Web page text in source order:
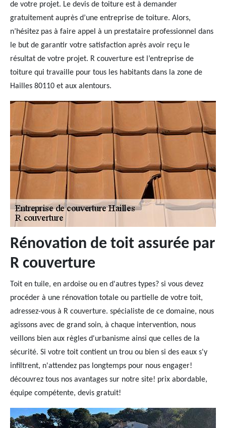
de votre projet. Le devis de toiture est à demander
gratuitement auprès d’une entreprise de toiture. Alors,
n’hésitez pas à faire appel à un prestataire professionnel dans
le but de garantir votre satisfaction après avoir reçu le
résultat de votre projet. R couverture est l’entreprise de
toiture qui travaille pour tous les habitants dans la zone de
Hailles 80110 et aux alentours.
Rénovation de toit assurée par
R couverture
Toit en tuile, en ardoise ou en d'autres types? si vous devez
procéder à une rénovation totale ou partielle de votre toit,
adressez-vous à R couverture. spécialiste de ce domaine, nous
agissons avec de grand soin, à chaque intervention, nous
veillons bien aux règles d'urbanisme ainsi que celles de la
sécurité. Si votre toit contient un trou ou bien si des eaux s'y
infiltrent, n'attendez pas longtemps pour nous engager!
découvrez tous nos avantages sur notre site! prix abordable,
équipe compétente, devis gratuit!